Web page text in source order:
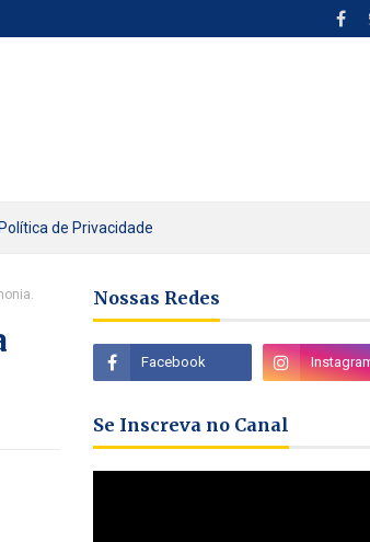
Política de Privacidade
Nossas Redes
Se Inscreva no Canal